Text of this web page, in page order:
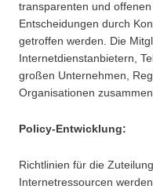
transparenten und
Entscheidungen durch
getroffen werden. Die
Internetdienstanbietern,
großen Unternehmen,
Organisationen
Policy-Entwicklung:
Richtlinien für die
Internetressourcen